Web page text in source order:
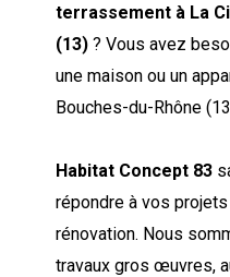
terrassement à La
(13) ? Vous avez
une maison ou un
Bouches-du-Rhône
Habitat Concept 83
répondre à vos
rénovation. Nous
travaux gros œuvres,